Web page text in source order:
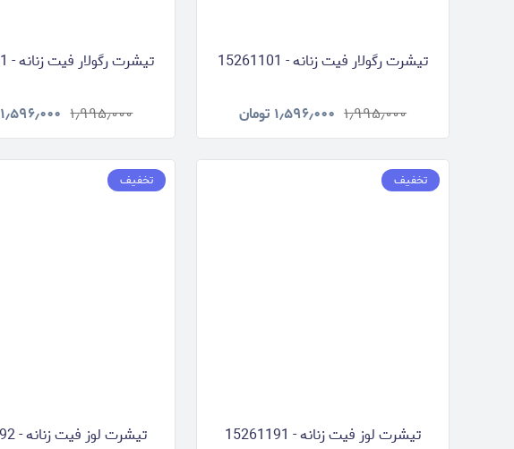
تیشرت رگولار فیت زنانه - 15261101
۱٫۹۹۵٫۰۰۰ ۱٫۵۹۶٫۰۰۰ تومان
تیشرت رگولار فیت زنانه - 15261101
۱٫۹۹۵٫۰۰۰ ۱٫۵۹۶٫۰۰۰
تخفیف
تیشرت لوز فیت زنانه - 15261191
تخفیف
تیشرت لوز فیت زنانه - 15261192